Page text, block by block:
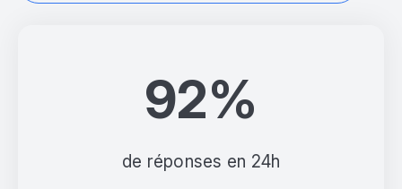
92%
de réponses en 24h